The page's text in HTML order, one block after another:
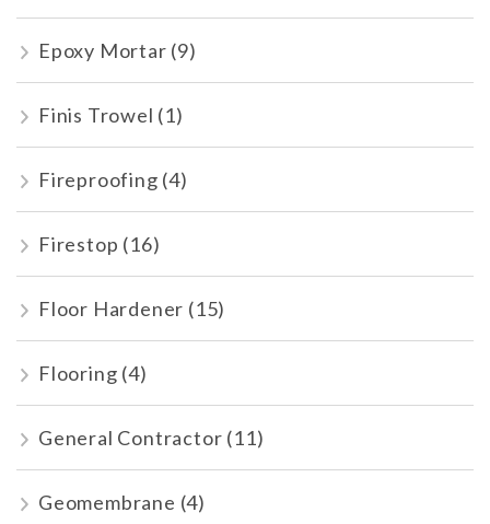
Epoxy Mortar (9)
Finis Trowel (1)
Fireproofing (4)
Firestop (16)
Floor Hardener (15)
Flooring (4)
General Contractor (11)
Geomembrane (4)